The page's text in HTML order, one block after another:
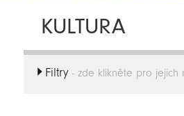
KULTURA
Filtry- zde klikněte pro jejich